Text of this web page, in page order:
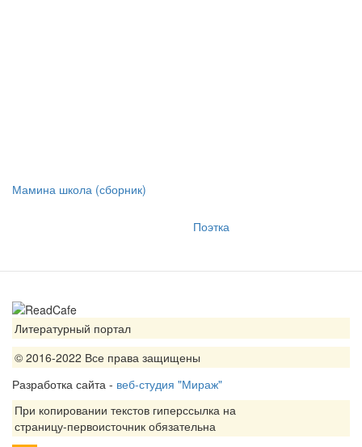
Мамина школа (сборник)
Поэтка
Литературный портал
© 2016-2022 Все права защищены
Разработка сайта - веб-студия "Мираж"
При копировании текстов гиперссылка на
страницу-первоисточник обязательна